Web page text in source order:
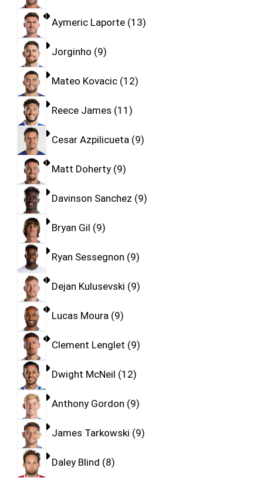
Aymeric Laporte 13
Jorginho 9
Mateo Kovacic 12
Reece James 11
Cesar Azpilicueta 9
Matt Doherty 9
Davinson Sanchez 9
Bryan Gil 9
Ryan Sessegnon 9
Dejan Kulusevski 9
Lucas Moura 9
Clement Lenglet 9
Dwight McNeil 12
Anthony Gordon 9
James Tarkowski 9
Daley Blind 8